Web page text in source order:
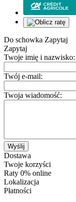
Do schowka Zapytaj
Zapytaj
Twoje imię i nazwisko:
Twój e-mail:
Twoja wiadomość:
Wyślij
Dostawa
Twoje korzyści
Raty 0% online
Lokalizacja
Płatności